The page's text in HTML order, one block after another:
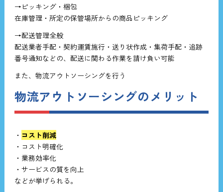
→ピッキング・梱包
在庫管理・所定の保管場所からの商品ピッキング
→配送管理全般
配送業者手配・契約運賃施行・送り状作成・集荷手配・追跡
番号通知などの、配送に関わる作業を請け負い可能
また、物流アウトソーシングを行う
物流アウトソーシングのメリット
・ コスト削減
・コスト明確化
・業務効率化
・サービスの質を向上
などが挙げられる。